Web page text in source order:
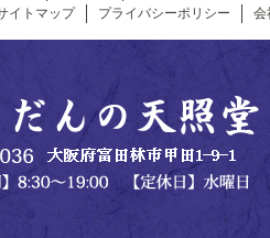
イトマップ プライバシーポリシー 会